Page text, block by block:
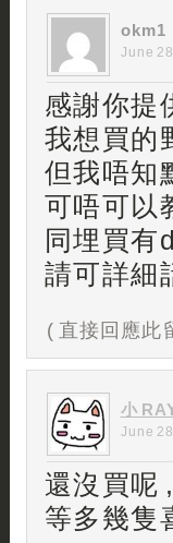
okm1
June
感謝你提
我想買的
但我唔知
可唔可以
同埋買有
請可詳細
( 直接回應此
小
June
還沒買呢
等多幾隻